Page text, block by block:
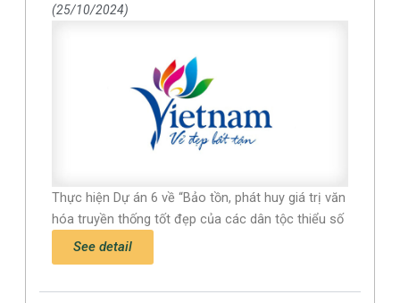
25/10/2024
Thực hiện Dự án 6 về “Bảo tồn, phát huy giá trị văn
hóa truyền thống tốt đẹp của các dân tộc thiểu số
See detail